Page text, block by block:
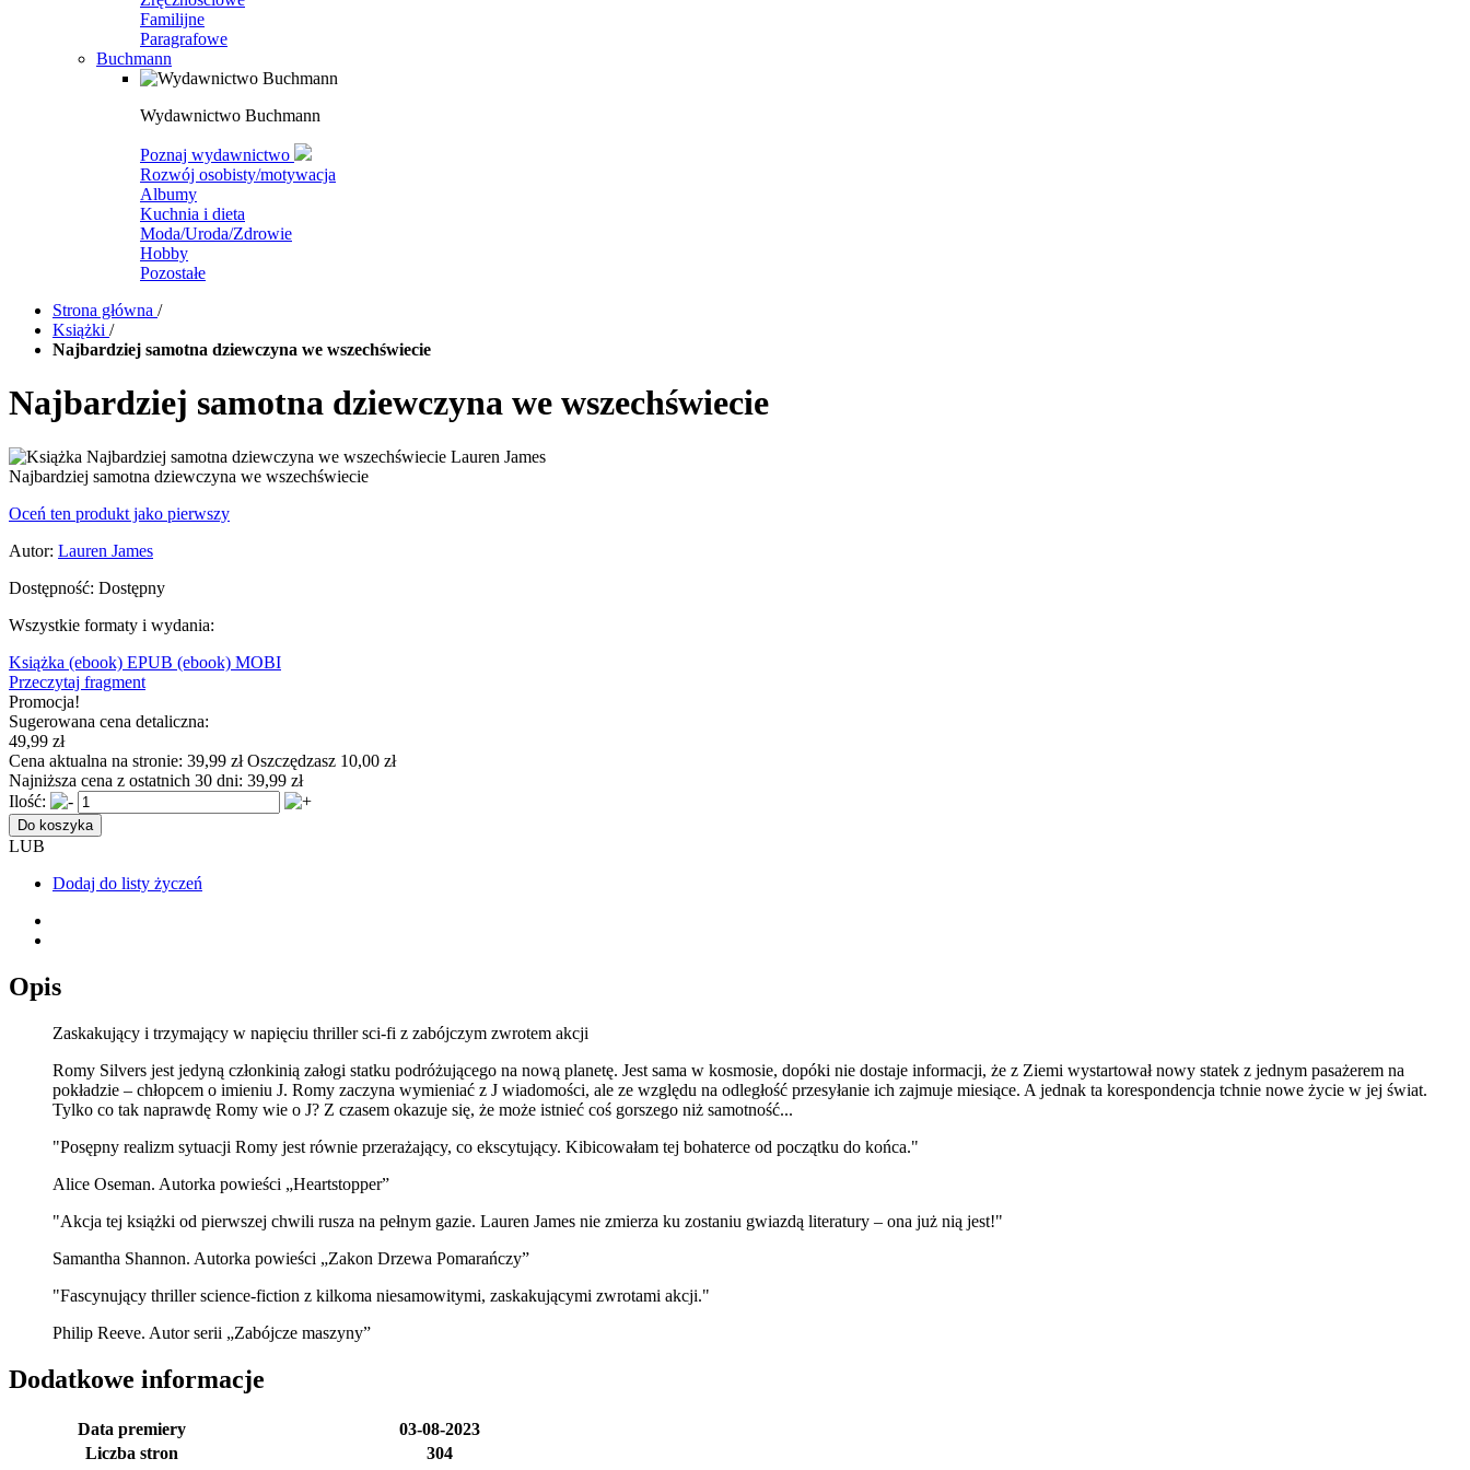
Familijne
Paragrafowe
Buchmann
Wydawnictwo Buchmann
Poznaj wydawnictwo
Rozwój osobisty/motywacja
Albumy
Kuchnia i dieta
Moda/Uroda/Zdrowie
Hobby
Pozostałe
Strona główna /
Książki /
Najbardziej samotna dziewczyna we wszechświecie
Najbardziej samotna dziewczyna we wszechświecie
Najbardziej samotna dziewczyna we wszechświecie
Oceń ten produkt jako pierwszy
Autor: Lauren James
Dostępność: Dostępny
Wszystkie formaty i wydania:
Książka (ebook) EPUB (ebook) MOBI
Przeczytaj fragment
Promocja!
Sugerowana cena detaliczna:
49,99 zł
Cena aktualna na stronie: 39,99 złOszczędzasz 10,00 zł
Najniższa cena z ostatnich 30 dni: 39,99 zł
Ilość:
Do koszyka
LUB
Dodaj do listy życzeń
Opis
Zaskakujący i trzymający w napięciu thriller sci-fi z zabójczym zwrotem akcji
Romy Silvers jest jedyną członkinią załogi statku podróżującego na nową planetę. Jest sama w kosmosie, dopóki nie dostaje informacji, że z Ziemi wystartował nowy statek z jednym pasażerem na
pokładzie – chłopcem o imieniu J. Romy zaczyna wymieniać z J wiadomości, ale ze względu na odległość przesyłanie ich zajmuje miesiące. A jednak ta korespondencja tchnie nowe życie w jej świat.
Tylko co tak naprawdę Romy wie o J? Z czasem okazuje się, że może istnieć coś gorszego niż samotność...
"Posępny realizm sytuacji Romy jest równie przerażający, co ekscytujący. Kibicowałam tej bohaterce od początku do końca."
Alice Oseman. Autorka powieści „Heartstopper”
"Akcja tej książki od pierwszej chwili rusza na pełnym gazie. Lauren James nie zmierza ku zostaniu gwiazdą literatury – ona już nią jest!"
Samantha Shannon. Autorka powieści „Zakon Drzewa Pomarańczy”
"Fascynujący thriller science-fiction z kilkoma niesamowitymi, zaskakującymi zwrotami akcji."
Philip Reeve. Autor serii „Zabójcze maszyny”
Dodatkowe informacje
Data premiery
03-08-2023
Liczba stron
304